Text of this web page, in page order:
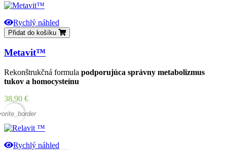
Rychlý náhled
Přidat do košíku
Metavit™
Rekonštrukčná formula podporujúca správny metabolizmus
tukov a homocysteínu
Cena
38,90 €
Rychlý náhled